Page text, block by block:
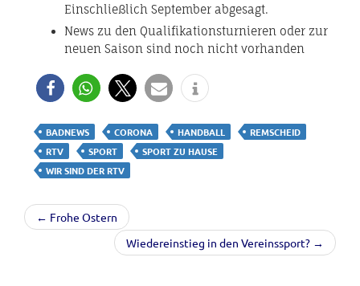
Einschließlich September abgesagt.
News zu den Qualifikationsturnieren oder zur
neuen Saison sind noch nicht vorhanden
BADNEWS CORONA HANDBALL
REMSCHEID
RTV
SPORT
SPORT ZU HAUSE
WIR SIND DER RTV
← Frohe Ostern
Wiedereinstieg in den Vereinssport? →